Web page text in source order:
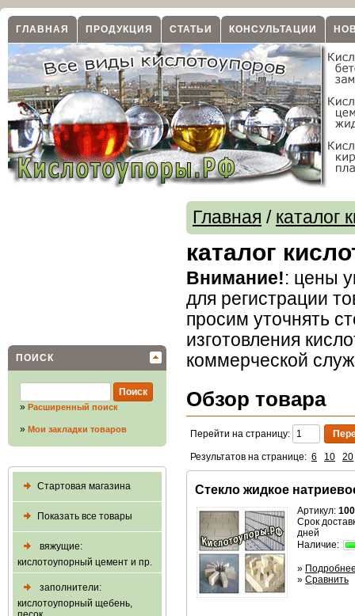
ГЛАВНАЯ ПРОДУКЦИЯ СТАТЬИ КОНСУЛЬТАЦИИ
ПОИСК
» Расширенный поиск
» Мои закладки товаров
Стартовая магазина
Показать все товары
вяжущие:
кислотоупорный цемент и пр.
заполнители:
кислотоупорный щебень,
Главная / каталог
каталог
Внимание!: цены
для регистрации
просим уточнять
изготовления
коммерческой
Обзор товара
Перейти на страницу:
Результатов на странице: 6 10 20
Стекло жидкое
Артикул:
Срок
дней
Наличие:
»
» Сравнить